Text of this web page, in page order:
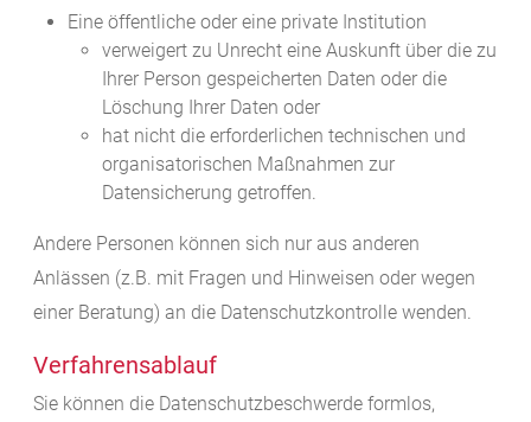
Eine öffentliche oder eine private Institution
verweigert zu Unrecht eine Auskunft über die zu
Ihrer Person gespeicherten Daten oder die
Löschung Ihrer Daten oder
hat nicht die erforderlichen technischen und
organisatorischen Maßnahmen zur
Datensicherung getroffen.
Andere Personen können sich nur aus anderen
Anlässen (z.B. mit Fragen und Hinweisen oder wegen
einer Beratung) an die Datenschutzkontrolle wenden.
Verfahrensablauf
Sie können die Datenschutzbeschwerde formlos,